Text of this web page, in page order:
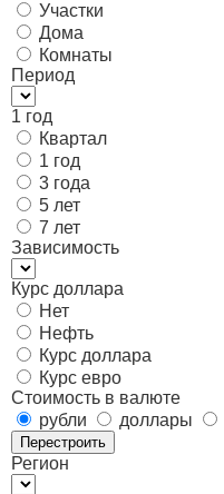
Участки
Дома
Комнаты
Период
1 год
Квартал
1 год
3 года
5 лет
7 лет
Зависимость
Курс доллара
Нет
Нефть
Курс доллара
Курс евро
Стоимость в валюте
рубли
доллары
Перестроить
Регион